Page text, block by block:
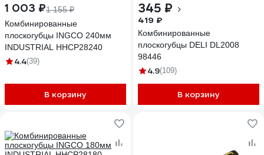
1 003 ₽1 155 ₽
Комбинированные
плоскогубцы INGCO 240мм
INDUSTRIAL HHCP28240
4.4(39)
В корзину
345 ₽
419 ₽
Комбинированные
плоскогубцы DELI DL2008
98446
4.9(109)
В корзину